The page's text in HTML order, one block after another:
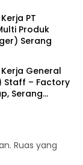
PT
Produk
Serang
General
Staff – Factory
Serang
Ruas yang